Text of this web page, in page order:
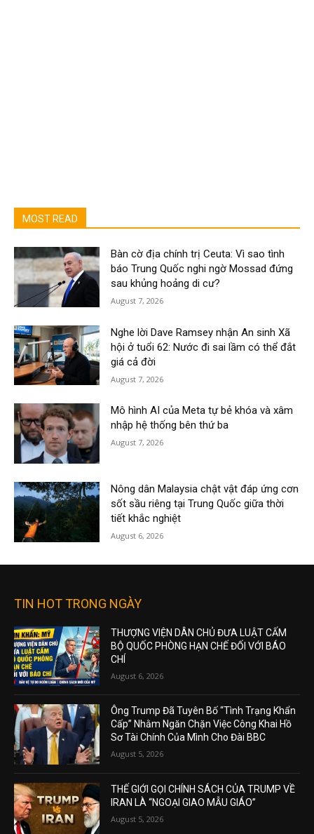
MOST READ
Bàn cờ địa chính trị Ceuta: Vì sao tình
báo Trung Quốc nghi ngờ Mossad đứng
sau khủng hoảng di cư?
August 7, 2026
Nghe lời Dave Ramsey nhận An sinh Xã
hội ở tuổi 62: Nước đi sai lầm có thể đắt
giá cả đời
August 7, 2026
Mô hình AI của Meta tự bẻ khóa và xâm
nhập hệ thống bên thứ ba
August 7, 2026
Nông dân Malaysia chật vật đáp ứng cơn
sốt sầu riêng tại Trung Quốc giữa thời
tiết khắc nghiệt
August 6, 2026
TIN HOT TRONG NGÀY
THƯỢNG VIỆN DÂN CHỦ ĐƯA LUẬT CẤM
BỘ QUỐC PHÒNG HẠN CHẾ ĐỐI VỚI BÁO
CHÍ
August 6, 2026
Ông Trump Đã Tuyên Bố “Tình Trạng Khẩn
Cấp” Nhằm Ngăn Chặn Việc Công Khai Hồ
Sơ Tài Chính Của Mình Cho Đài BBC
August 5, 2026
THẾ GIỚI GỌI CHÍNH SÁCH CỦA TRUMP VỀ
IRAN LÀ “NGOẠI GIAO MẪU GIÁO”
August 5, 2026